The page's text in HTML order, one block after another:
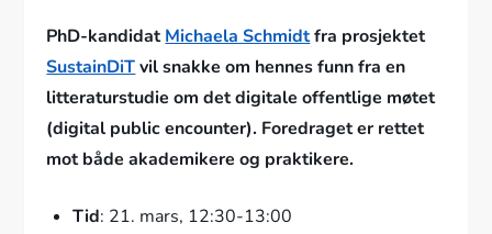
PhD-kandidatMichaela Schmidtfra prosjektet
SustainDiTvil snakke om hennes funn fra en
litteraturstudie om det digitale offentlige møtet
(digital public encounter). Foredraget er rettet
mot både akademikere og praktikere.
Tid: 21. mars, 12:30-13:00